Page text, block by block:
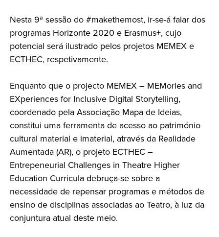
Nesta 9ª sessão do #makethemost, ir-se-á falar dos
programas Horizonte 2020 e Erasmus+, cujo
potencial será ilustrado pelos projetos MEMEX e
ECTHEC, respetivamente.
Enquanto que o projecto MEMEX – MEMories and
EXperiences for Inclusive Digital Storytelling,
coordenado pela Associação Mapa de Ideias,
constitui uma ferramenta de acesso ao património
cultural material e imaterial, através da Realidade
Aumentada (AR), o projeto ECTHEC –
Entrepeneurial Challenges in Theatre Higher
Education Curricula debruça-se sobre a
necessidade de repensar programas e métodos de
ensino de disciplinas associadas ao Teatro, à luz da
conjuntura atual deste meio.